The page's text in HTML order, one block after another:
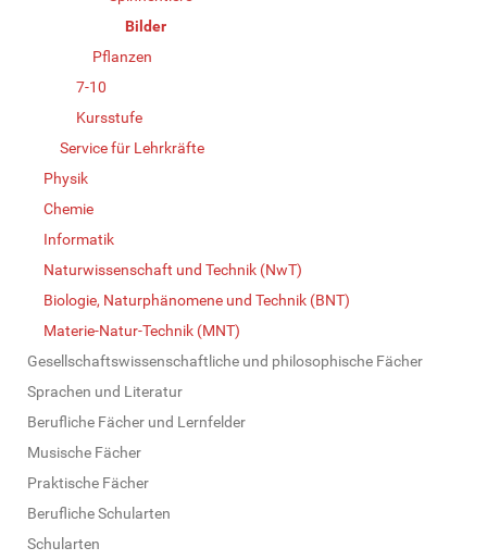
Bilder
Pflanzen
7-10
Kursstufe
Service für Lehrkräfte
Physik
Chemie
Informatik
Naturwissenschaft und Technik (NwT)
Biologie, Naturphänomene und Technik (BNT)
Materie-Natur-Technik (MNT)
Gesellschaftswissenschaftliche und philosophische Fächer
Sprachen und Literatur
Berufliche Fächer und Lernfelder
Musische Fächer
Praktische Fächer
Berufliche Schularten
Schularten